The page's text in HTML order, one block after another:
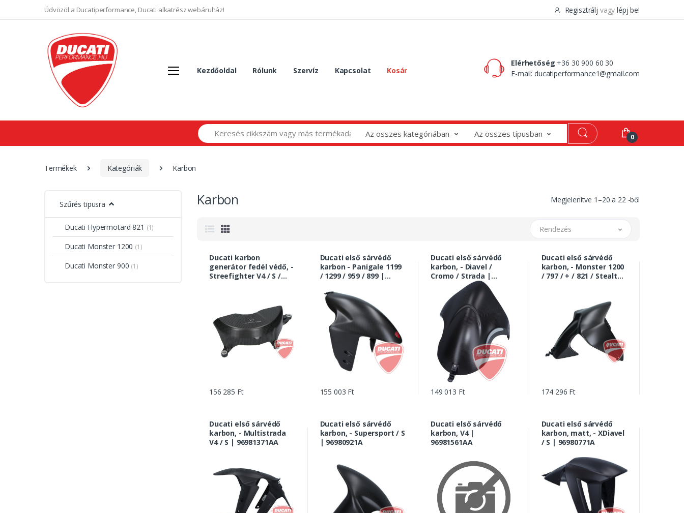
Üdvözöl a Ducatiperformance, Ducati alkatrész webáruház! Regisztrálj vagy lépj be!
Kezdőoldal Rólunk Szervíz Kapcsolat Kosár
Elérhetőség +36 30 900 60 30
E-mail:ducatiperformance1@gmail.com
Search
Az összes kategóriában Az összes típusban 0
Termékek Kategóriák Karbon
Szűrés tipusra
Ducati Hypermotard 821 (1)
Ducati Monster 1200 (1)
Ducati Monster 900 (1)
Karbon Megjelenítve 1 –20 a 22-ből
Rendezés
Ducati karbon
generátor fedél védő, -
Streefighter V4 / S /
156 285 Ft
Ducati első sárvédő
karbon - Panigale 1199
/ 1299 / 959 / 899 |
155 003 Ft
Ducati első sárvédő
karbon, - Diavel /
Cromo / Strada |
96903610A
149 013 Ft
Ducati első sárvédő
karbon, - Monster 1200
/ 797 / + / 821 / Stealth
174 296 Ft
Ducati első sárvédő
karbon, - Multistrada
V4 / S | 96981371AA
Ducati első sárvédő
karbon, - Supersport / S
| 96980921A
Ducati első sárvédő
karbon, V4 |
96981561AA
Ducati első sárvédő
karbon, matt, - XDiavel
/ S | 96980771A